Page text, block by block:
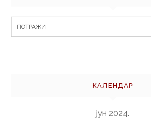
Search
for:
КАЛЕНДАР
јун 2024.